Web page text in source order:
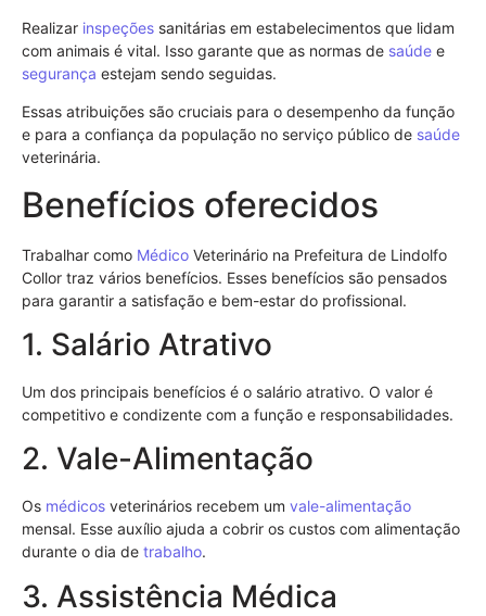
Realizar inspeções sanitárias em estabelecimentos que lidam
com animais é vital. Isso garante que as normas de saúde e
segurança estejam sendo seguidas.
Essas atribuições são cruciais para o desempenho da função
e para a confiança da população no serviço público de saúde
veterinária.
Benefícios oferecidos
Trabalhar como Médico Veterinário na Prefeitura de Lindolfo
Collor traz vários benefícios. Esses benefícios são pensados
para garantir a satisfação e bem-estar do profissional.
1. Salário Atrativo
Um dos principais benefícios é o salário atrativo. O valor é
competitivo e condizente com a função e responsabilidades.
2. Vale-Alimentação
Os médicos veterinários recebem um vale-alimentação
mensal. Esse auxílio ajuda a cobrir os custos com alimentação
durante o dia de trabalho.
3. Assistência Médica